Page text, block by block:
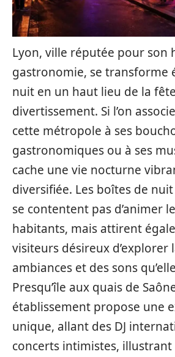
Lyon, ville réputée pour son
gastronomie, se transforme
nuit en un haut lieu de la
divertissement. Si l’on
cette métropole à ses
gastronomiques ou à ses
cache une vie nocturne
diversifiée. Les boîtes de
se contentent pas d’animer
habitants, mais attirent
visiteurs désireux d’explorer
ambiances et des sons
Presqu’île aux quais de
établissement propose une
unique, allant des DJ
concerts intimistes, illustrant